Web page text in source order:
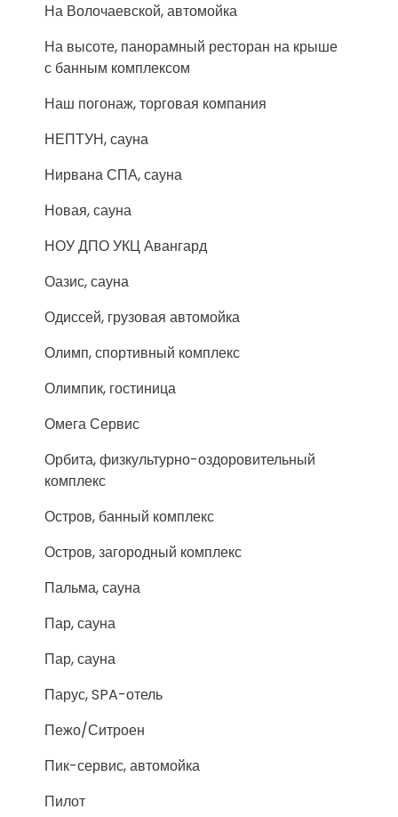
На Волочаевской, автомойка
На высоте, панорамный ресторан на крыше
с банным комплексом
Наш погонаж, торговая компания
НЕПТУН, сауна
Нирвана СПА, сауна
Новая, сауна
НОУ ДПО УКЦ Авангард
Оазис, сауна
Одиссей, грузовая автомойка
Олимп, спортивный комплекс
Олимпик, гостиница
Омега Сервис
Орбита, физкультурно-оздоровительный
комплекс
Остров, банный комплекс
Остров, загородный комплекс
Пальма, сауна
Пар, сауна
Пар, сауна
Парус, SPA-отель
Пежо/Ситроен
Пик-сервис, автомойка
Пилот